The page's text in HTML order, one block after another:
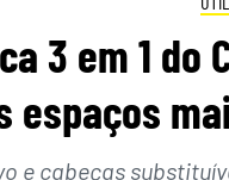
3 em 1
espaços
e cabeças